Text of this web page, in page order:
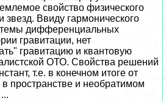
свойство физического
звезд. Ввиду гармонического
дифференциальных
гравитации, нет
гравитацию и квантовую
ОТО. Свойства решений
т.е. в конечном итоге от
прострaнcтве и необратимом